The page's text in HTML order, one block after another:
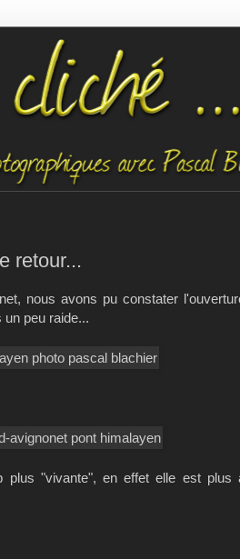
retour...
nous avons pu constater
peu raide...
plus "vivante", en effet elle est plus